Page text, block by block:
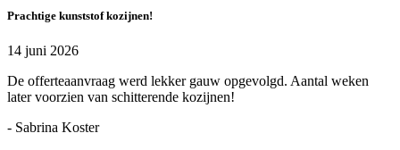
Prachtige kunststof kozijnen!
14 juni 2026
De offerteaanvraag werd lekker gauw opgevolgd. Aantal weken
later voorzien van schitterende kozijnen!
- Sabrina Koster